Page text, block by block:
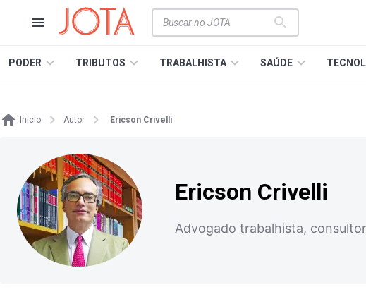
PODER TRIBUTOS TRABALHISTA SAÚDE
Início Autor Ericson Crivelli
Ericson Crivelli
Advogado trabalhista,